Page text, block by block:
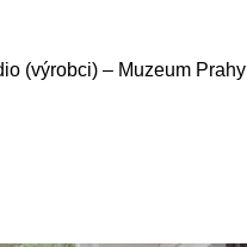
(výrobci) – Muzeum Prahy